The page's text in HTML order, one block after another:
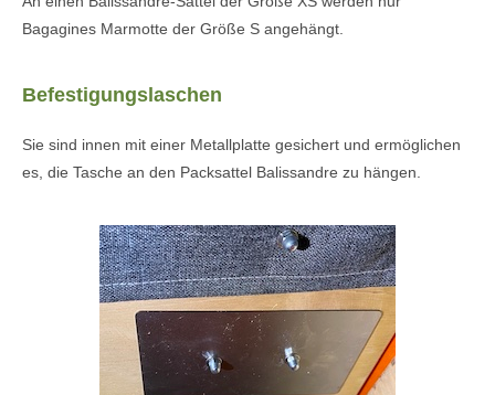
Bagagines Marmotte der Größe S angehängt.
Befestigungslaschen
Sie sind innen mit einer Metallplatte gesichert und ermöglichen
es, die Tasche an den Packsattel Balissandre zu hängen.